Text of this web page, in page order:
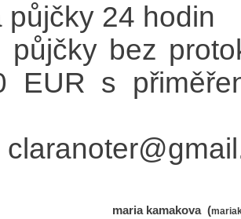
půjčky 24 hodin
půjčky bez
EUR s
maria kamakova (